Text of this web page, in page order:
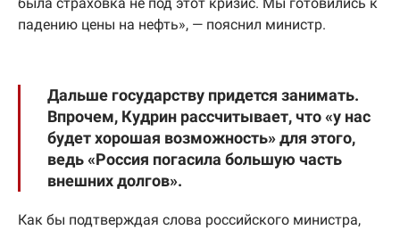
падению цены на нефть», — пояснил министр.
Дальше государству придется занимать.
Впрочем, Кудрин рассчитывает, что «у нас
будет хорошая возможность» для этого,
ведь «Россия погасила большую часть
внешних долгов».
Как бы подтверждая слова российского министра,